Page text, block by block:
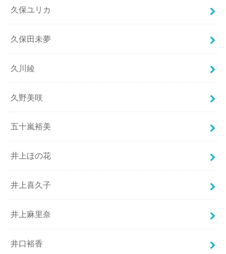
久保ユリカ
久保田未夢
久川綾
久野美咲
五十嵐裕美
井上ほの花
井上喜久子
井上麻里奈
井口裕香